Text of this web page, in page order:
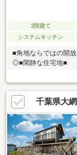
2階建て
システムキッチン
■角地ならではの開
◎■閑静な住宅地■
千葉県大